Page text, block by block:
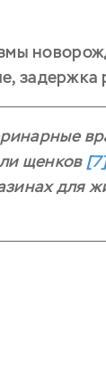
задержка
щенков
для